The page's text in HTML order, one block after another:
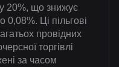
20%, що знижує
0,08%. Ці пільгові
провідних
торгівлі
за часом